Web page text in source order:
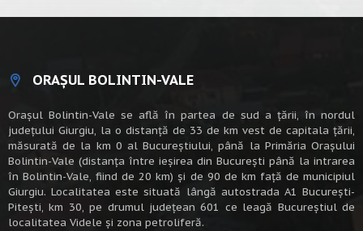
ORAȘUL BOLINTIN-VALE
Oraşul Bolintin-Vale se află în partea de sud a ţării, în nordul
judeţului Giurgiu, la o distanţă de 33 de km vest de capitala țării,
măsurată de la km 0 al Bucureștiului, până la Primăria Orașului
Bolintin-Vale (distanța între ieșirea din București până la intrarea
în Bolintin-Vale, fiind de 20 km) şi de 90 de km faţă de municipiul
Giurgiu. Localitatea este situată lângă autostrada A1 Bucureşti-
Piteşti, km 30, pe drumul judeţean 601 ce leagă Bucureştiul de
localitatea Videle şi zona petroliferă.